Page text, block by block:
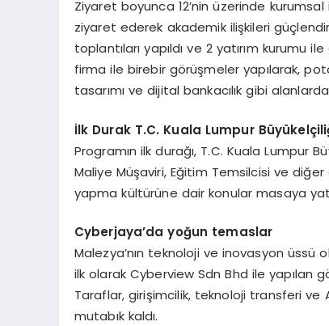
Ziyaret boyunca 12’nin üzerinde
ziyaret ederek akademik ilişkileri
toplantıları yapıldı ve 2 yatırım kurumu
firma ile birebir görüşmeler yapılarak,
tasarımı ve dijital bankacılık gibi
İlk Durak T.C. Kuala Lumpur Büyükel
Programın ilk durağı, T.C. Kuala Lumpur
Maliye Müşaviri, Eğitim Temsilcisi ve
yapma kültürüne dair konular masaya
Cyberjaya’dayoğun temaslar
Malezya’nın teknoloji ve inovasyon
ilk olarak Cyberview Sdn Bhd ile yapılan
Taraflar, girişimcilik, teknoloji transferi
mutabık kaldı.